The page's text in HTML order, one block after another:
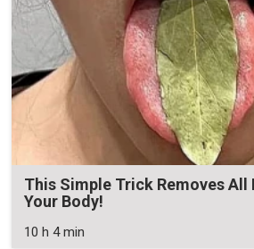
This Simple Trick Removes All
Your Body!
10 h 4 min